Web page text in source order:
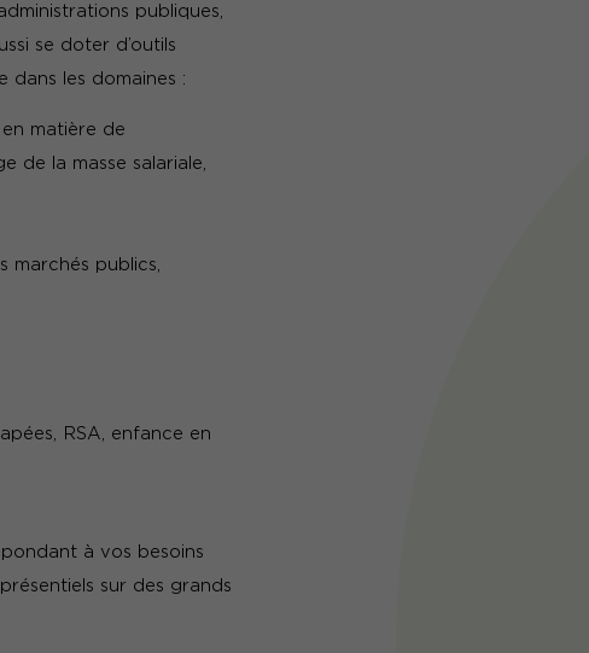
publiques,
se doter d’outils
dans les domaines :
matière de
de la masse salariale,
marchés publics,
RSA, enfance en
à vos besoins
sur des grands